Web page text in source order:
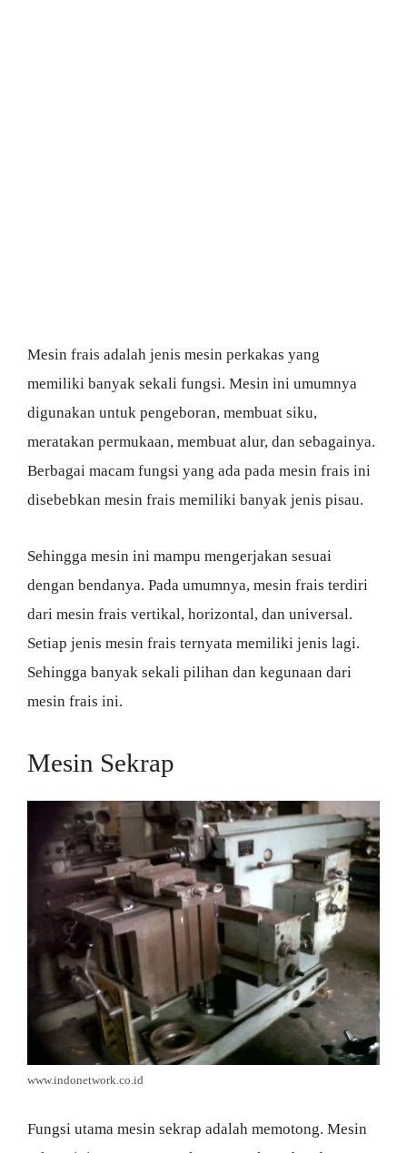
Mesin frais adalah jenis mesin perkakas yang
memiliki banyak sekali fungsi. Mesin ini umumnya
digunakan untuk pengeboran, membuat siku,
meratakan permukaan, membuat alur, dan sebagainya.
Berbagai macam fungsi yang ada pada mesin frais ini
disebebkan mesin frais memiliki banyak jenis pisau.
Sehingga mesin ini mampu mengerjakan sesuai
dengan bendanya. Pada umumnya, mesin frais terdiri
dari mesin frais vertikal, horizontal, dan universal.
Setiap jenis mesin frais ternyata memiliki jenis lagi.
Sehingga banyak sekali pilihan dan kegunaan dari
mesin frais ini.
Mesin Sekrap
www.indonetwork.co.id
Fungsi utama mesin sekrap adalah memotong. Mesin